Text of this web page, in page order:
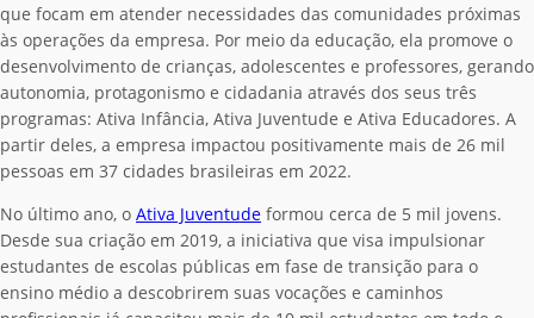
que focam em atender necessidades das comunidades próximas
às operações da empresa. Por meio da educação, ela promove o
desenvolvimento de crianças, adolescentes e professores, gerando
autonomia, protagonismo e cidadania através dos seus três
programas: Ativa Infância, Ativa Juventude e Ativa Educadores. A
partir deles, a empresa impactou positivamente mais de 26 mil
pessoas em 37 cidades brasileiras em 2022.
No último ano, o Ativa Juventude formou cerca de 5 mil jovens.
Desde sua criação em 2019, a iniciativa que visa impulsionar
estudantes de escolas públicas em fase de transição para o
ensino médio a descobrirem suas vocações e caminhos